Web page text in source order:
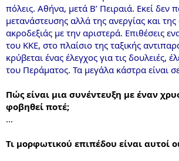
πόλεις. Αθήνα, μετά Β’ Πειραιά. Εκεί δεν
μετανάστευσης αλλά της ανεργίας και της
ακροδεξιάς με την αριστερά. Επιθέσεις
του ΚΚΕ, στο πλαίσιο της ταξικής
κρύβεται ένας έλεγχος για τις δουλειές,
του Περάματος. Τα μεγάλα κάστρα είναι
Πώς είναι μια συνέντευξη με έναν
φοβηθεί ποτέ;
...
Τι μορφωτικού επιπέδου είναι αυτοί